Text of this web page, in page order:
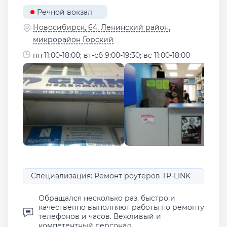
Речной вокзал
Новосибирск, 64, Ленинский район,
микрорайон Горский
пн 11:00-18:00; вт-сб 9:00-19:30; вс 11:00-18:00
Специализация: Ремонт роутеров TP-LINK
Обращался несколько раз, быстро и
качественно выполняют работы по ремонту
телефонов и часов. Вежливый и